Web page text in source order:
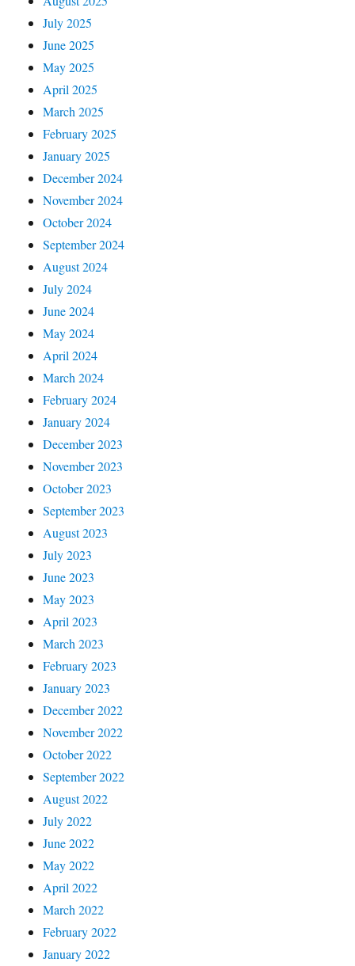
July 2025
June 2025
May 2025
April 2025
March 2025
February 2025
January 2025
December 2024
November 2024
October 2024
September 2024
August 2024
July 2024
June 2024
May 2024
April 2024
March 2024
February 2024
January 2024
December 2023
November 2023
October 2023
September 2023
August 2023
July 2023
June 2023
May 2023
April 2023
March 2023
February 2023
January 2023
December 2022
November 2022
October 2022
September 2022
August 2022
July 2022
June 2022
May 2022
April 2022
March 2022
February 2022
January 2022